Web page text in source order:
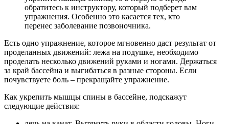
обратитесь к инструктору, который подберет вам
упражнения. Особенно это касается тех, кто
перенес заболевание позвоночника.
Есть одно упражнение, которое мгновенно даст результат от
проделанных движений: лежа на подушке, необходимо
проделать несколько движений руками и ногами. Держаться
за край бассейна и выгибаться в разные стороны. Если
почувствуете боль – прекращайте упражнение.
Как укрепить мышцы спины в бассейне, подскажут
следующие действия: